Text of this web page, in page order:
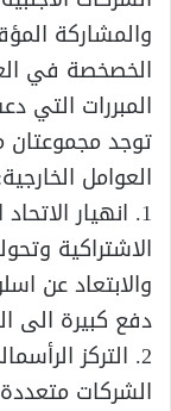
والمشاركة
الخصخصة في
المبررات التي
توجد مجموعتان
العوامل
1. انهيار
الاشتراكية
والابتعاد عن
دفع كبيرة الى
2. التركز